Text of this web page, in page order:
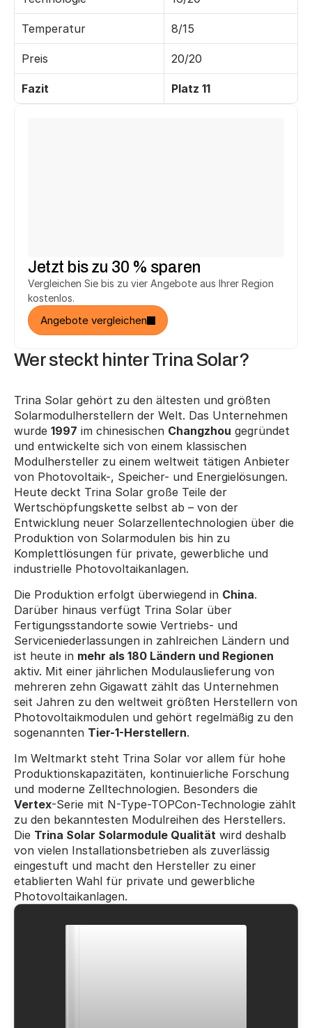
Temperatur 8/15
Preis 20/20
Fazit Platz 11
Jetzt bis zu 30 % sparen
Vergleichen Sie bis zu vier Angebote aus Ihrer Region
kostenlos.
Angebote vergleichen
Wer steckt hinter Trina Solar?
Trina Solar gehört zu den ältesten und größten
Solarmodulherstellern der Welt. Das Unternehmen
wurde 1997 im chinesischen Changzhou gegründet
und entwickelte sich von einem klassischen
Modulhersteller zu einem weltweit tätigen Anbieter
von Photovoltaik-, Speicher- und Energielösungen.
Heute deckt Trina Solar große Teile der
Wertschöpfungskette selbst ab – von der
Entwicklung neuer Solarzellentechnologien über die
Produktion von Solarmodulen bis hin zu
Komplettlösungen für private, gewerbliche und
industrielle Photovoltaikanlagen.
Die Produktion erfolgt überwiegend in China.
Darüber hinaus verfügt Trina Solar über
Fertigungsstandorte sowie Vertriebs- und
Serviceniederlassungen in zahlreichen Ländern und
ist heute in mehr als 180 Ländern und Regionen
aktiv. Mit einer jährlichen Modulauslieferung von
mehreren zehn Gigawatt zählt das Unternehmen
seit Jahren zu den weltweit größten Herstellern von
Photovoltaikmodulen und gehört regelmäßig zu den
sogenannten Tier-1-Herstellern.
Im Weltmarkt steht Trina Solar vor allem für hohe
Produktionskapazitäten, kontinuierliche Forschung
Vertex-Serie mit N-Type-TOPCon-Technologie zählt
zu den bekanntesten Modulreihen des Herstellers.
Die Trina Solar Solarmodule Qualität wird deshalb
von vielen Installationsbetrieben als zuverlässig
eingestuft und macht den Hersteller zu einer
etablierten Wahl für private und gewerbliche
Photovoltaikanlagen.